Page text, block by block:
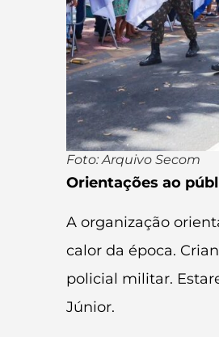
Foto: Arquivo Secom
Orientações ao
A organização
calor da época.
policial militar.
Júnior.